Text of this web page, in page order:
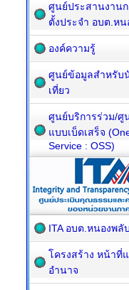
ศูนย์ประสานงานก
ตั้งประจำ อบต.หน
องค์ความรู้
ศูนย์ข้อมูลสำหรับ
เที่ยว
ศูนย์บริการร่วม/ศู
แบบเบ็ดเสร็จ
Service : OSS)
ITA อบต.หนองพลับ
โครงสร้าง หน้าที่
อำนาจ